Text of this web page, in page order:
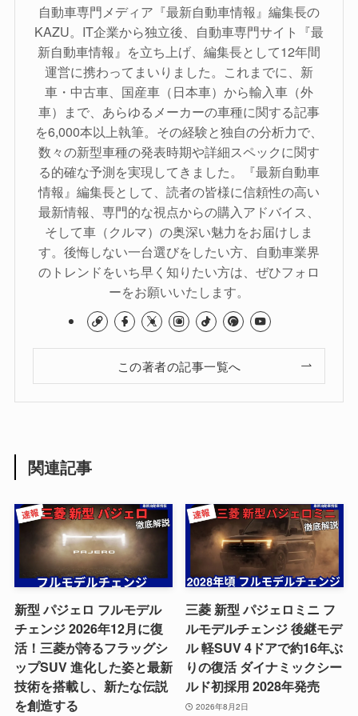
自動車専門メディア『最新自動車情報』編集長の
KAZU。IT企業から独立後、自動車専門サイト『最
新自動車情報』を立ち上げ、編集長として12年間
運営に携わってまいりました。これまでに、新
車・中古車、国産車（日本車）から輸入車（外
車）まで、あらゆるメーカーの車種に関する記事
を6,000本以上執筆。その経験と独自の分析力で、
数々の新型車種の発表時期や詳細スペックに関す
る的確な予測を実現してきました。『最新自動車
情報』編集長として、読者の皆様に信頼性の高い
最新情報、専門的な視点からの購入アドバイス、
そして車（クルマ）の奥深い魅力をお届けしま
す。後悔しない一台選びをしたい方、自動車業界
のトレンドをいち早く知りたい方は、ぜひフォロ
ーをお願いいたします。
この著者の記事一覧へ
関連記事
新型 パジェロ フルモデル
チェンジ 2026年12月に復
活！三菱が誇るフラッグシ
ップSUV 進化した姿と最新
技術を搭載し、新たな伝説
を創造する
三菱 新型 パジェロミニ フ
ルモデルチェンジ 後継モデ
ル 軽SUV 4ドアで約16年ぶ
りの復活 ダイナミックシー
ルド初採用 2028年発売
2026年8月2日